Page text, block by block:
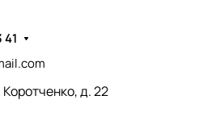
41
Коротченко, д. 22